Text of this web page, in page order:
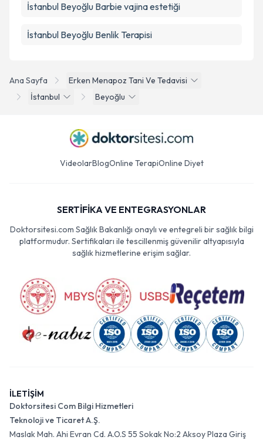
Ana Sayfa
Erken Menapoz Tani Ve Tedavisi
İstanbul
Beyoğlu
İstanbul Beyoğlu Barbie vajina estetiği
İstanbul Beyoğlu Benlik Terapisi
VideolarBlogOnline TerapiOnline Diyet
SERTİFİKA VE ENTEGRASYONLAR
Doktorsitesi.com Sağlık Bakanlığı onaylı ve entegreli bir sağlık bilgi
platformudur. Sertifikaları ile tescillenmiş güvenilir altyapısıyla
sağlık hizmetlerine erişim sağlar.
İLETİŞİM
Doktorsitesi Com Bilgi Hizmetleri
Teknoloji ve Ticaret A.Ş.
Maslak Mah. Ahi Evran Cd. A.O.S 55 Sokak No:2 Aksoy Plaza Giriş